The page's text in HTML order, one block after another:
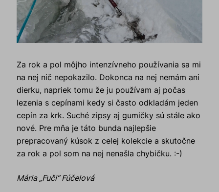
Za rok a pol môjho intenzívneho používania sa mi
na nej nič nepokazilo. Dokonca na nej nemám ani
dierku, napriek tomu že ju používam aj počas
lezenia s cepínami kedy si často odkladám jeden
cepín za krk. Suché zipsy aj gumičky sú stále ako
nové. Pre mňa je táto bunda najlepšie
prepracovaný kúsok z celej kolekcie a skutočne
za rok a pol som na nej nenašla chybičku. :-)
Mária „Fuči“ Fúčelová